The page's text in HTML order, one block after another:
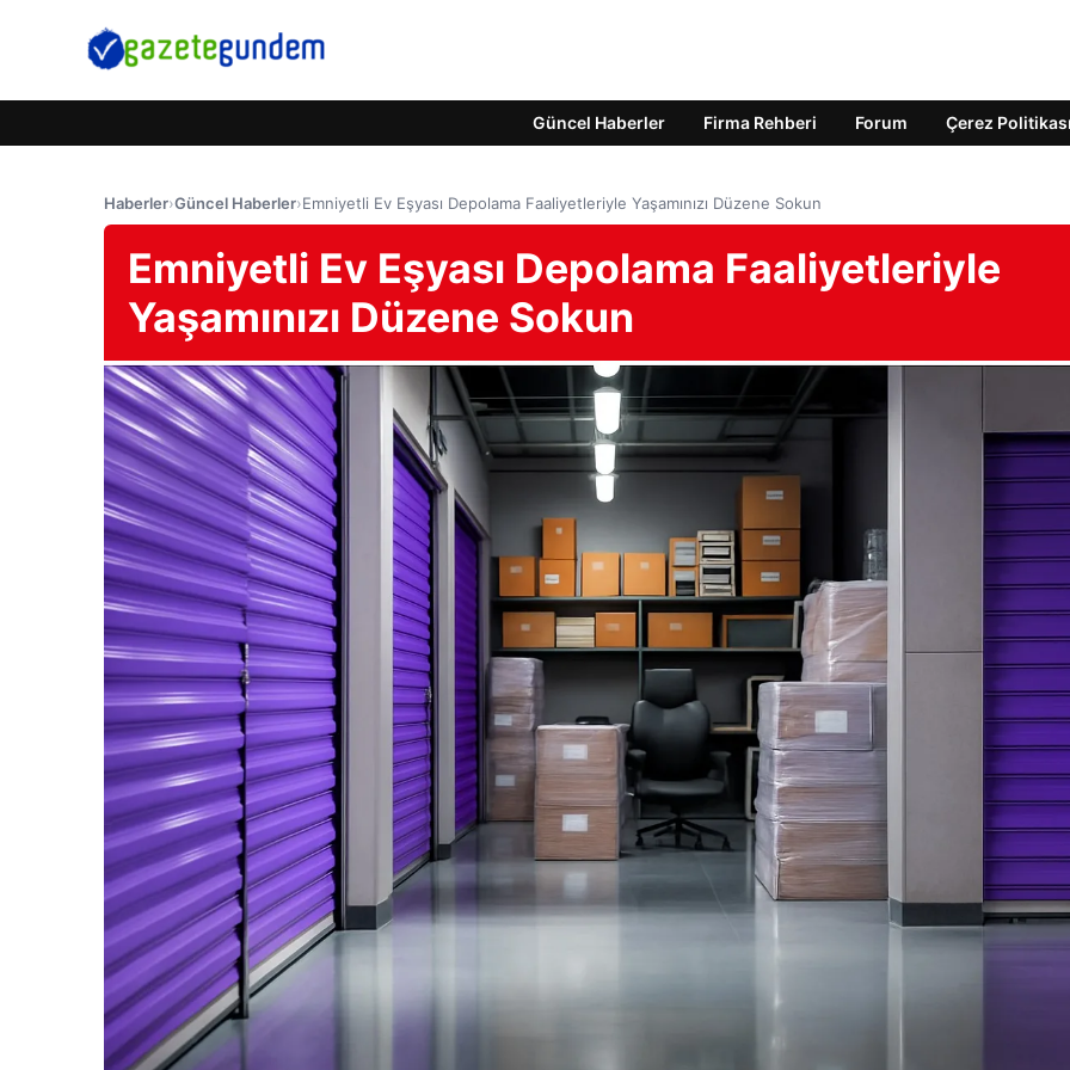
Güncel Haberler Firma Rehberi Forum Çerez Politikası
Haberler›Güncel Haberler›Emniyetli Ev Eşyası Depolama Faaliyetleriyle Yaşamınızı Düzene Sokun
Emniyetli Ev Eşyası Depolama Faaliyetleriyle
Yaşamınızı Düzene Sokun